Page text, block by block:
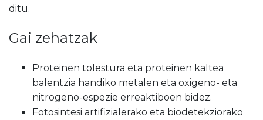
ditu.
Gai zehatzak
Proteinen tolestura eta proteinen kaltea
balentzia handiko metalen eta oxigeno- eta
nitrogeno-espezie erreaktiboen bidez.
Fotosintesi artifizialerako eta biodetekziorako